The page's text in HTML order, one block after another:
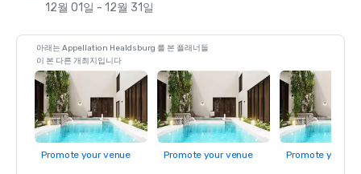
12월 01일 - 12월 31일
아래는 Appellation Healdsburg 를 본 플래너들
이 본 다른 개최지입니다
Promote your venue Promote your venue Promote your